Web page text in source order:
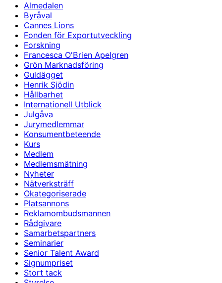
Almedalen
Byråval
Cannes Lions
Fonden för Exportutveckling
Forskning
Francesca O'Brien Apelgren
Grön Marknadsföring
Guldägget
Henrik Sjödin
Hållbarhet
Internationell Utblick
Julgåva
Jurymedlemmar
Konsumentbeteende
Kurs
Medlem
Medlemsmätning
Nyheter
Nätverksträff
Okategoriserade
Platsannons
Reklamombudsmannen
Rådgivare
Samarbetspartners
Seminarier
Senior Talent Award
Signumpriset
Stort tack